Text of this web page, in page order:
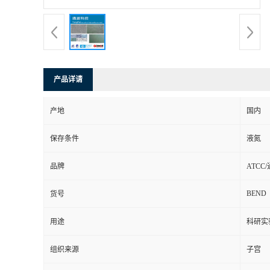
产品详请
产地 国内
保存条件 液氮
品牌 ATCC/
货号 BEND
用途 科研实
组织来源 子宫